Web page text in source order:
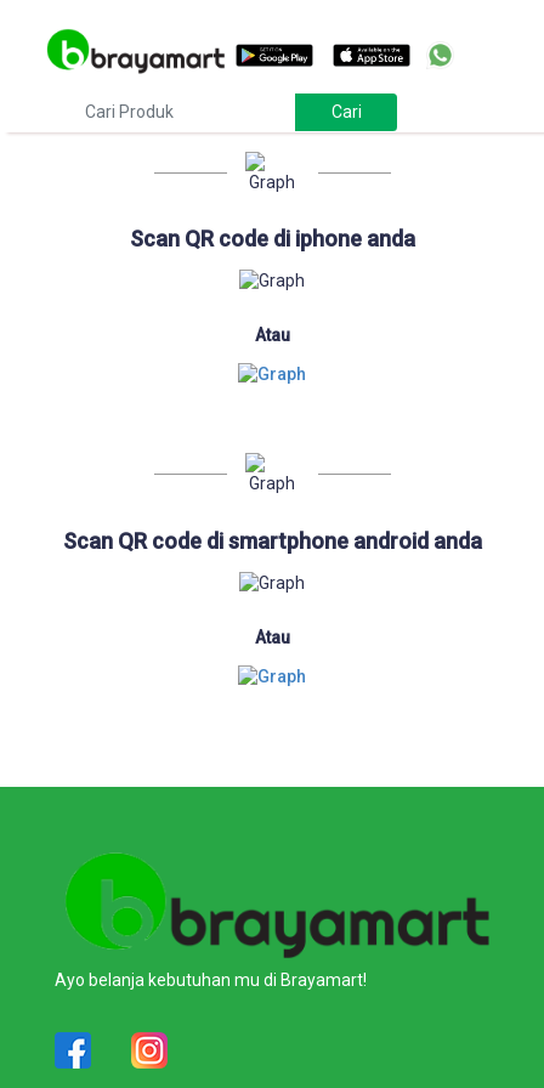
Download
Scan QR code di iphone anda
Atau
Scan QR code di smartphone android anda
Atau
Ayo belanja kebutuhan mu di Brayamart!